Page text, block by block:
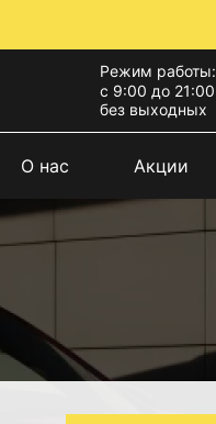
Режим работы:
с 9:00 до 21:00
без выходных
О нас Акции